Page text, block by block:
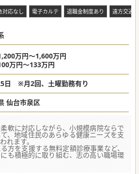
対応なし 電子カルテ 退職金制度あり 遠方交通
万円～1,600万円
万円～133万円
日 ※月2回、土曜勤務有り
宮城県 仙台市泉区
軟に対応しながら、小規模病院ならで
、地域住民のあらゆる健康ニーズを支
れます。
方を支援する無料定額診療事業など、
も積極的に取り組む、志の高い職場環
かみのある建物の中で、スタッフ全員